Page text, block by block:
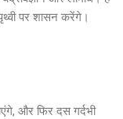
पर शासन करेंगे।
और फिर दस गर्दभी